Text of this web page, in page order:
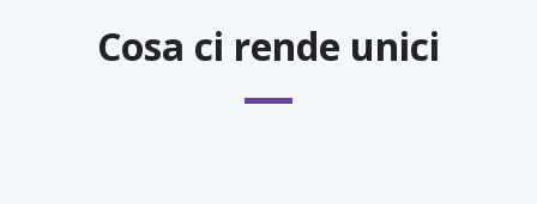
Cosa ci rende unici